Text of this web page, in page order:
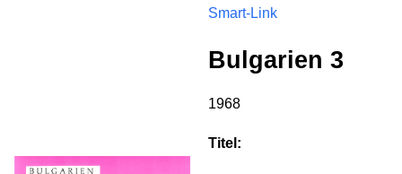
Smart-Link
Bulgarien 3
1968
Titel: